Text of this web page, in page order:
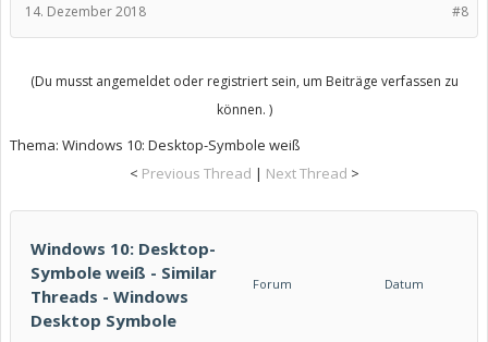
#8
14. Dezember 2018
(Du musst angemeldet oder registriert sein, um Beiträge verfassen zu
können. )
Thema: Windows 10: Desktop-Symbole weiß
< Previous Thread | Next Thread >
Windows 10: Desktop-
Symbole weiß - Similar
Threads - Windows
Desktop Symbole
Forum Datum